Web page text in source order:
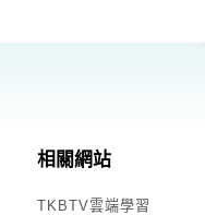
相關網站
TKBTV雲端學習